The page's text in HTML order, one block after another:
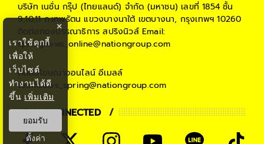
บริษัท เนชั่น กรุ๊ป (ไทยแลนด์) จำกัด (มหาชน) เลขที่ 1854 ชั้น
9,10,11 ถ.เทพรัตน แขวงบางนาใต้ เขตบางนา, กรุงเทพฯ 10260
ติดต่อกองบรรณาธิการ สปริงนิวส์Email:
springnews_online@nationgroup.com
ติดต่อโฆษณาออนไลน์ อีเมลล์
teamsales_spring@nationgroup.com
STAY CONNECTED
×
เราใช้คุกกี้
เพื่อให้
เว็บไซต์
ทำงานได้ดี
ขึ้น เพิ่มเติม
ยอมรับ
ตั้งค่า